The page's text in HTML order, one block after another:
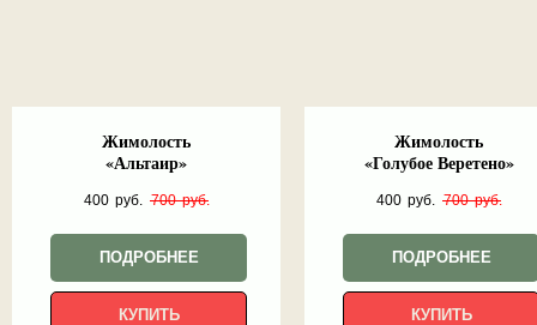
Жимолость
«Альтаир»
400 руб. 700 руб.
ПОДРОБНЕЕ
КУПИТЬ
Жимолость
«Голубое Веретено»
400 руб. 700 руб.
ПОДРОБНЕЕ
КУПИТЬ